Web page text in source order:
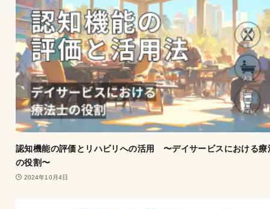
認知機能の評価とリハビリへの活用 〜デイサービスにおける療
の役割〜
2024年10月4日